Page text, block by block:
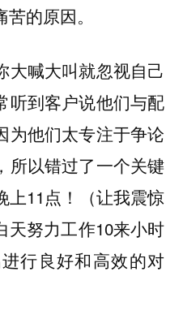
的原因。
大喊大叫就忽视自己
听到客户说他们与配
为他们太专注于争论
所以错过了一个关键
上11点！（让我震惊
天努力工作10来小时
行良好和高效的对